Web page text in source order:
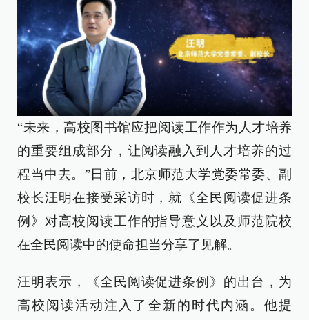
“未来，高校图书馆应把阅读工作作为人才培养
的重要组成部分，让阅读融入到人才培养的过
程当中去。”日前，北京师范大学党委常委、副
校长汪明在接受采访时，就《全民阅读促进条
例》对高校阅读工作的指导意义以及师范院校
在全民阅读中的使命担当分享了见解。
汪明表示，《全民阅读促进条例》的出台，为
高校阅读活动注入了全新的时代内涵。他提